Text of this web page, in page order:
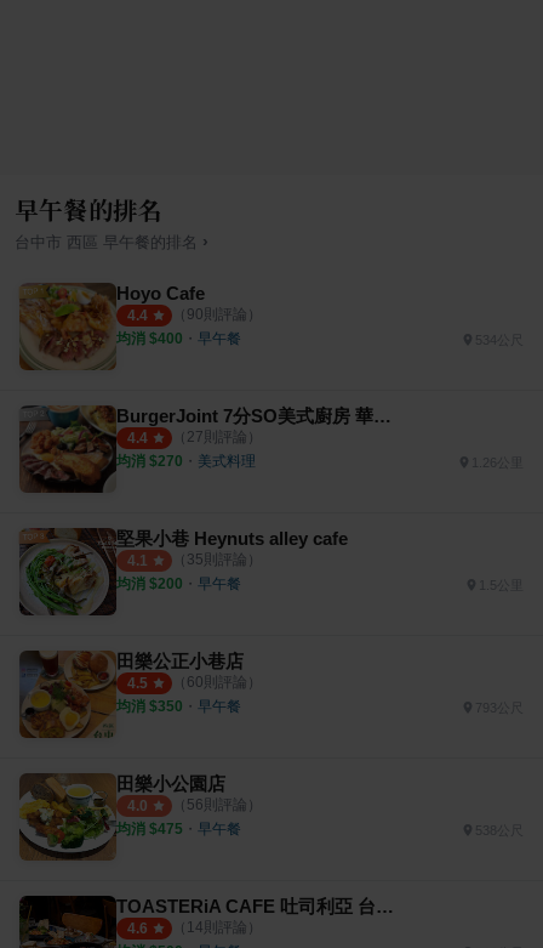
早午餐的排名
台中市 西區 早午餐的排名 ›
Hoyo Cafe
4.4 （ 90則評論）
均消 $400 ・ 早午餐 534公尺
BurgerJoint 7分SO美式廚房 華美店
4.4 （ 27則評論）
均消 $270 ・ 美式料理
堅果小巷 Heynuts alley cafe
4.1 （ 35則評論）
均消 $200 ・ 早午餐 1.5公里
田樂公正小巷店
4.5 （ 60則評論）
均消 $350 ・ 早午餐
田樂小公園店
4.0 （ 56則評論）
均消 $475 ・ 早午餐 538公尺
TOASTERiA CAFE 吐司利亞 台中PARK2店
4.6 （ 14則評論）